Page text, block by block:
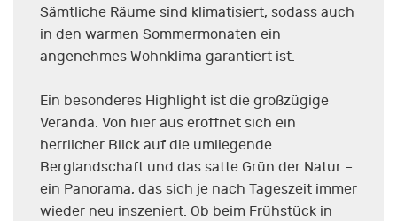
Sämtliche Räume sind klimatisiert, sodass auch
in den warmen Sommermonaten ein
angenehmes Wohnklima garantiert ist.
Ein besonderes Highlight ist die großzügige
Veranda. Von hier aus eröffnet sich ein
herrlicher Blick auf die umliegende
Berglandschaft und das satte Grün der Natur –
ein Panorama, das sich je nach Tageszeit immer
wieder neu inszeniert. Ob beim Frühstück in